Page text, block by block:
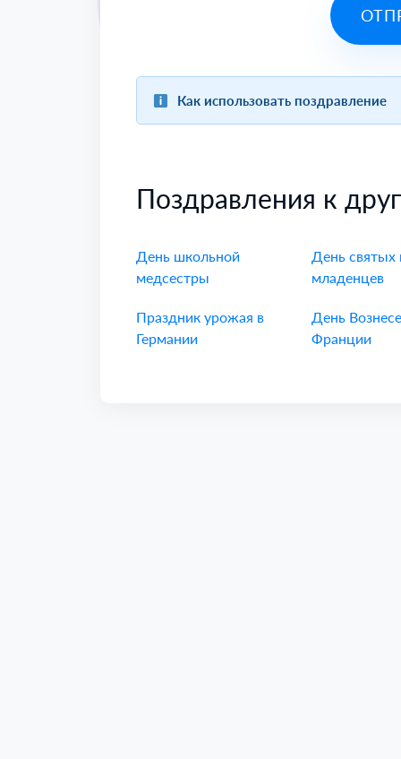
Как использовать поздравление
Поздравления к
День школьной
медсестры
День святых
младенцев
Праздник урожая в
Германии
День
Франции